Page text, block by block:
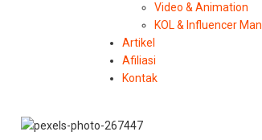
Video & Animation
KOL & Influencer
Artikel
Afiliasi
Kontak